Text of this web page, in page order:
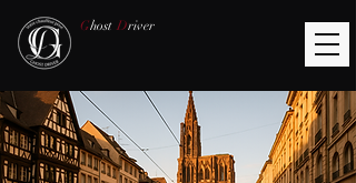
Ghost Driver